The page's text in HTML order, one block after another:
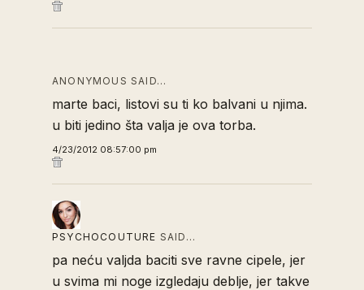
ANONYMOUS SAID…
marte baci, listovi su ti ko balvani u njima.
u biti jedino šta valja je ova torba.
4/23/2012 08:57:00 pm
PSYCHOCOUTURE SAID…
pa neću valjda baciti sve ravne cipele, jer
u svima mi noge izgledaju deblje, jer takve